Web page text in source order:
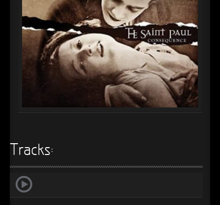
► Imperator
Oberer Totpunkt
► Maschinenherz
Oberer Totpunkt
► Der Siebte Tag
Oberer Totpunkt
► Langfristig gesehen (sind wir alle tot)
Oberer Totpunkt
Oberer Totpunkt
Oberer Totpunkt
► Gevatter Tod
Tracks: